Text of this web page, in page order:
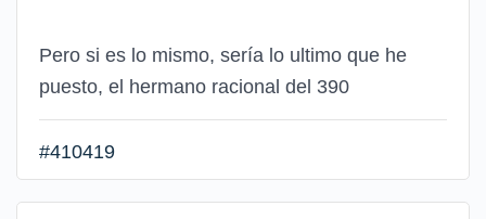
Pero si es lo mismo, sería lo ultimo que he
puesto, el hermano racional del 390
#410419